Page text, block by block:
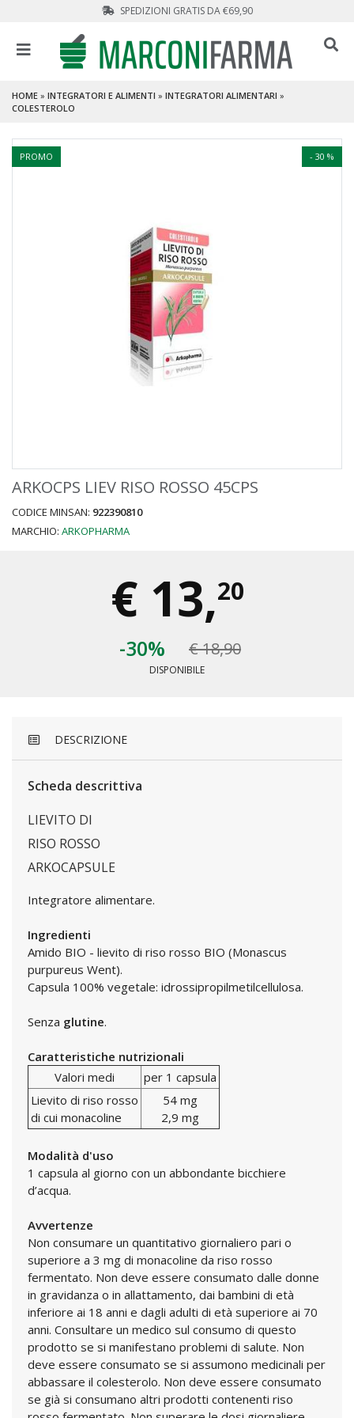
SPEDIZIONI GRATIS DA €69,90
HOME » INTEGRATORI E ALIMENTI » INTEGRATORI ALIMENTARI »
COLESTEROLO
- 30 %
PROMO
ARKOCPS LIEV RISO ROSSO 45CPS
CODICE MINSAN: 922390810
MARCHIO: ARKOPHARMA
€ 13,20
-30% € 18,90
DISPONIBILE
DESCRIZIONE
Scheda descrittiva
LIEVITO DI
RISO ROSSO
ARKOCAPSULE
Integratore alimentare.
Ingredienti
Amido BIO - lievito di riso rosso BIO (Monascus
purpureus Went).
Capsula 100% vegetale: idrossipropilmetilcellulosa.
Senza glutine.
Caratteristiche nutrizionali
Valori medi
per 1 capsula
Lievito di riso rosso
di cui monacoline
54 mg
2,9 mg
Modalità d'uso
1 capsula al giorno con un abbondante bicchiere
d’acqua.
Avvertenze
Non consumare un quantitativo giornaliero pari o
superiore a 3 mg di monacoline da riso rosso
fermentato. Non deve essere consumato dalle donne
in gravidanza o in allattamento, dai bambini di età
inferiore ai 18 anni e dagli adulti di età superiore ai 70
anni. Consultare un medico sul consumo di questo
prodotto se si manifestano problemi di salute. Non
deve essere consumato se si assumono medicinali per
abbassare il colesterolo. Non deve essere consumato
se già si consumano altri prodotti contenenti riso